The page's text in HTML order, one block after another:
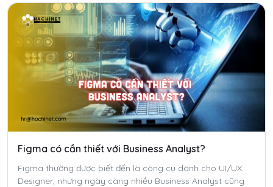
Figma có cần thiết với Business Analyst?
Figma thường được biết đến là công cụ dành cho UI/UX
Designer, nhưng ngày càng nhiều Business Analyst cũng